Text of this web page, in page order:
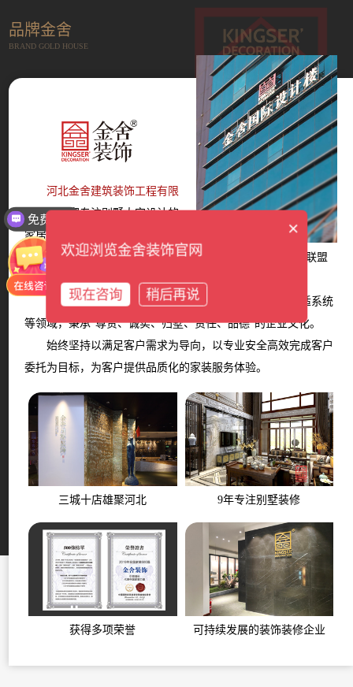
品牌金舍
BRAND GOLD HOUSE
河北金舍建筑装饰工程有限
公司是一家专注别墅大宅设计的
家居服务平台，成立于2014年。
现拥有12大墅级设计师团队、6大服务体系、多家战略联盟
商家。
产品覆盖设计、装修、主材、软装、家电、智能、舒适系统
等领域，秉承“尊贵、诚实、归墅、责任、品德”的企业文化。
始终坚持以满足客户需求为导向，以专业安全高效完成客户
委托为目标，为客户提供品质化的家装服务体验。
三城十店雄聚河北 9年专注别墅装修
获得多项荣誉 可持续发展的装饰装修企业
免费报价 ×
欢迎浏览金舍装饰官网
现在咨询 稍后再说